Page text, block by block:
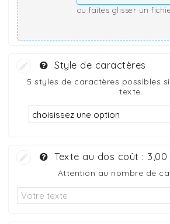
ou faites glisser un
Style de caractères
5 styles de caractères possibles
texte.
Texte au dos coût :
Attention au nombre de